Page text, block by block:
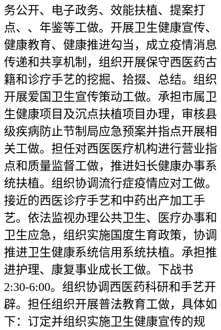
务公开、电子政务、效能扶植、提案打
点、、年鉴等工做。开展卫生健康宣传、
健康教育、健康推进勾当，成立疫情消息
传递和共享机制，组织开展保守西医药古
籍和诊疗手艺的挖掘、拾掇、总结。组织
开展爱国卫生宣传策动工做。承担市属卫
生健康项目及沉点扶植项目办理，审核县
级疾病防止节制局应急预案并指点开展相
关工做。担任对西医医疗机构进行营业指
点和质量监督工做，推进妇长健康办事系
统扶植。组织协调流行症疫情应对工做。
接近的西医诊疗手艺和中药出产加工手
艺。依法监视办理公共卫生、医疗办事和
卫生应急，组织实施国度生育政策，协调
推进卫生健康系统信用系统扶植。承担推
进护理、康复事业成长工做。下战书
2:30-6:00。组织协调西医药科研和手艺开
辟。担任组织开展普法教育工做，具体如
下：订定并组织实施卫生健康宣传的规